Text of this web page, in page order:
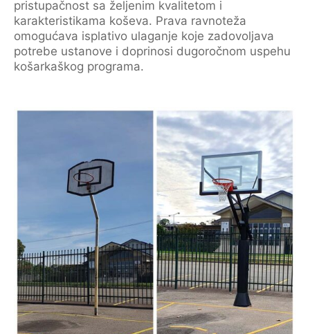
pristupačnost sa željenim kvalitetom i
karakteristikama koševa. Prava ravnoteža
omogućava isplativo ulaganje koje zadovoljava
potrebe ustanove i doprinosi dugoročnom uspehu
košarkaškog programa.